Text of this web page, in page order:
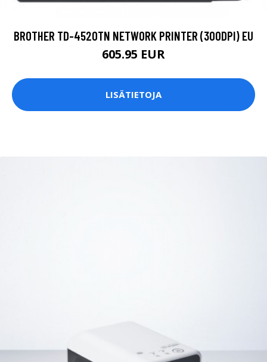
BROTHER TD-4520TN NETWORK PRINTER (300DPI) EU
605.95 EUR
LISÄTIETOJA